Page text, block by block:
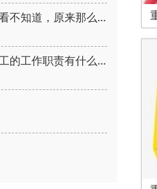
电工能干的岗位有哪些？不看不知道，原来那么多
电工职业技能标准来啦！​电工的工作职责有什么？电工证书怎么考？